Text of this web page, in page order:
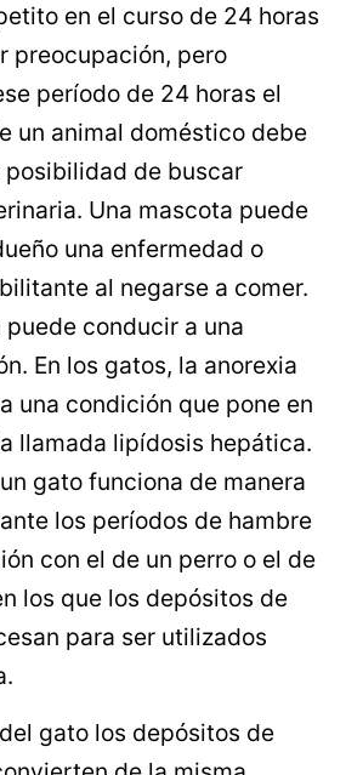
en el curso de 24 horas
preocupación, pero
período de 24 horas el
un animal doméstico debe
posibilidad de buscar
Una mascota puede
una enfermedad o
al negarse a comer.
conducir a una
En los gatos, la anorexia
una condición que pone en
llamada lipídosis hepática.
gato funciona de manera
los períodos de hambre
con el de un perro o el de
los que los depósitos de
para ser utilizados
gato los depósitos de